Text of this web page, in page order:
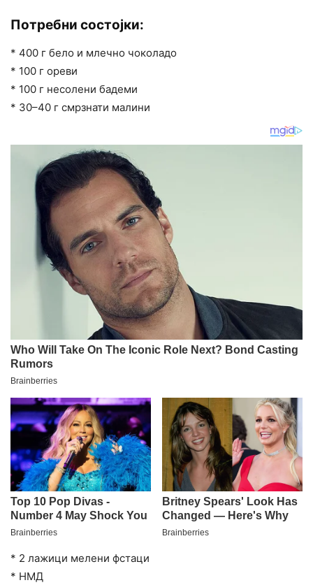
Потребни состојки:
* 400 г бело и млечно чоколадо
* 100 г ореви
* 100 г несолени бадеми
* 30–40 г смрзнати малини
* 2 лажици мелени фстаци
* НМД